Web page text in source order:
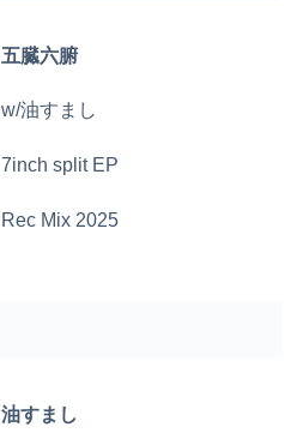
五臓六腑
w/油すまし
7inch split EP
Rec Mix 2025
油すまし